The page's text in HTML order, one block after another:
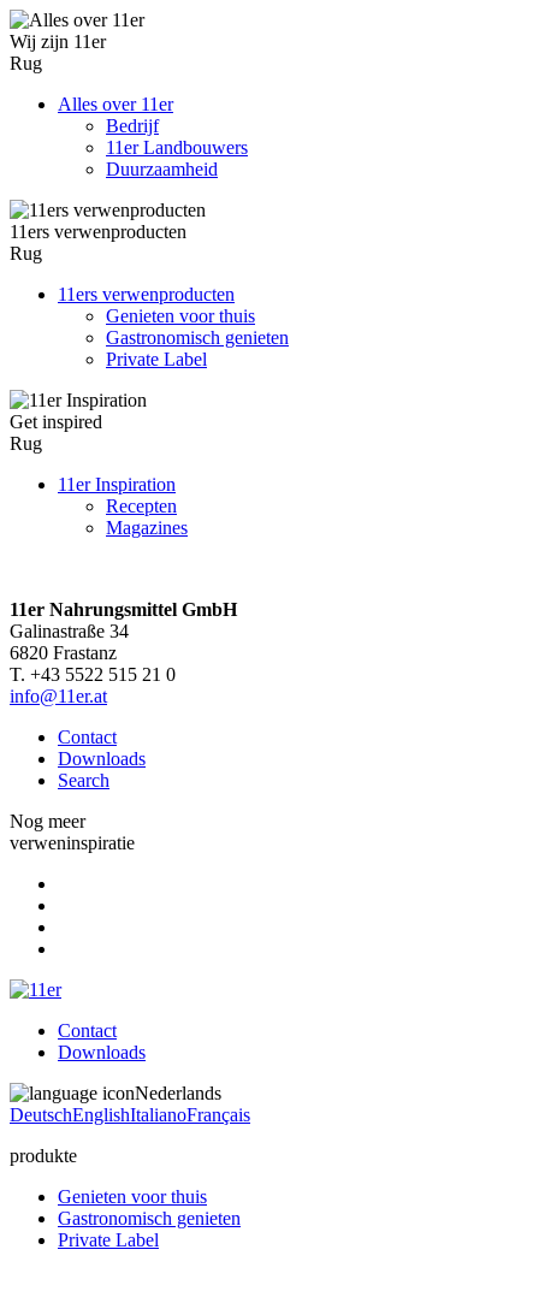
Wij zijn 11er
Rug
Alles over 11er
Bedrijf
11er Landbouwers
Duurzaamheid
11ers verwenproducten
Rug
11ers verwenproducten
Genieten voor thuis
Gastronomisch genieten
Private Label
Get inspired
Rug
11er Inspiration
Recepten
Magazines
11er Nahrungsmittel GmbH
Galinastraße 34
6820 Frastanz
T. +43 5522 515 21 0
info@11er.at
Contact
Downloads
Search
Nog meer
verweninspiratie
Contact
Downloads
Nederlands
DeutschEnglishItalianoFrançais
produkte
Genieten voor thuis
Gastronomisch genieten
Private Label